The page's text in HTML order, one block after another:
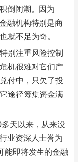
倒闭潮。因为
融机构特别是商
就不足为奇。
别注重风险控制
机很难对它们产
付中，只欠了投
途径筹集资金满
天以来，从来没
业资深人士誉为
能即将发生的金融